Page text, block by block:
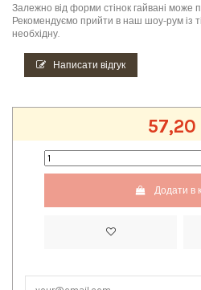
Залежно від форми стінок гайвані може
Рекомендуємо прийти в наш шоу-рум із
необхідну.
Написати відгук
57,20
Додати в